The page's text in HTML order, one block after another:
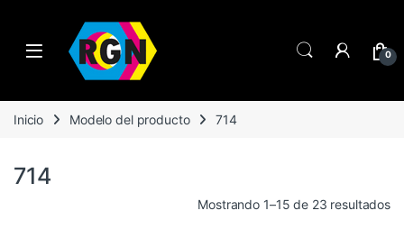
Open 0
Inicio Modelo del producto 714
714
Mostrando 1–15 de 23 resultados